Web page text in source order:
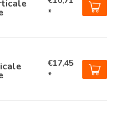
*
€17,45
*